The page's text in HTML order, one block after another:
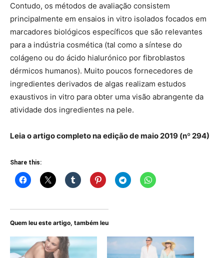
Contudo, os métodos de avaliação consistem
principalmente em ensaios in vitro isolados focados em
marcadores biológicos específicos que são relevantes
para a indústria cosmética (tal como a síntese do
colágeno ou do ácido hialurónico por fibroblastos
dérmicos humanos). Muito poucos fornecedores de
ingredientes derivados de algas realizam estudos
exaustivos in vitro para obter uma visão abrangente da
atividade dos ingredientes na pele.
Leia o artigo completo na edição de maio 2019 (nº 294)
Share this:
Quem leu este artigo, também leu